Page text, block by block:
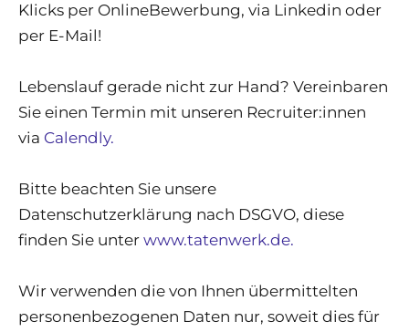
Klicks per OnlineBewerbung, via Linkedin oder
per E-Mail!
Lebenslauf gerade nicht zur Hand? Vereinbaren
Sie einen Termin mit unseren Recruiter:innen
via Calendly.
Bitte beachten Sie unsere
Datenschutzerklärung nach DSGVO, diese
finden Sie unter www.tatenwerk.de.
Wir verwenden die von Ihnen übermittelten
personenbezogenen Daten nur, soweit dies für